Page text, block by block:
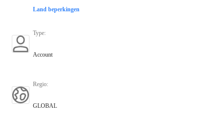
Land beperkingen
Type:
Account
Regio:
GLOBAL